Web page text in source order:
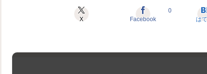
X Facebook
0
は